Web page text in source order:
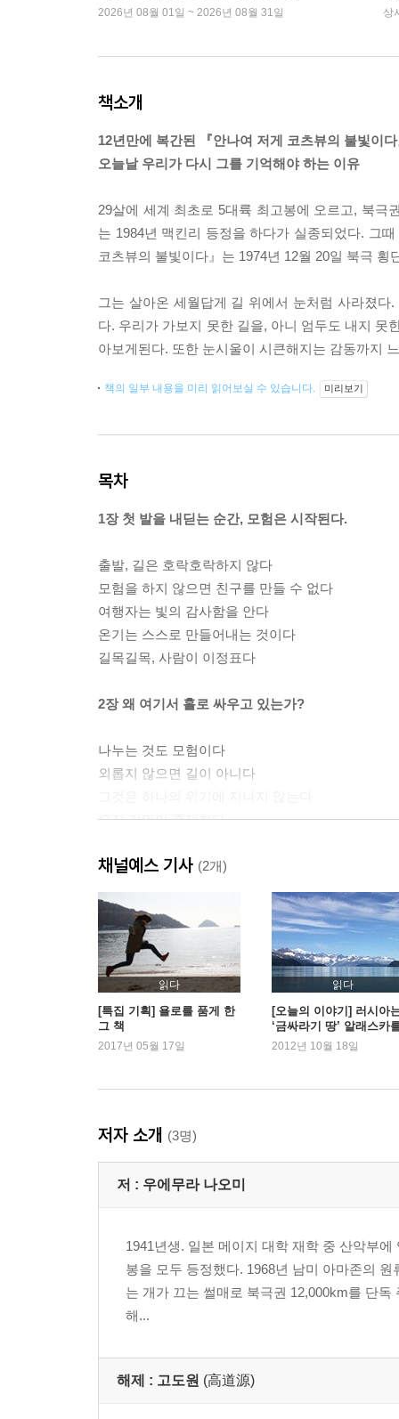
2026년 08월 01일 ~ 2026년 08월 31일 상
책소개
12년만에 복간된 『안나여 저게 코츠뷰의 불빛이
오늘날 우리가 다시 그를 기억해야 하는 이유
29살에 세계 최초로 5대륙 최고봉에 오르고, 북극
는 1984년 맥킨리 등정을 하다가 실종되었다. 그
코츠뷰의 불빛이다』는 1974년 12월 20일 북극
그는 살아온 세월답게 길 위에서 눈처럼 사라졌
다. 우리가 가보지 못한 길을, 아니 엄두도 내지 못
아보게된다. 또한 눈시울이 시큰해지는 감동까지
책의 일부 내용을 미리 읽어보실 수 있습니다. 미리보기
목차
1장 첫 발을 내딛는 순간, 모험은 시작된다.
출발, 길은 호락호락하지 않다
모험을 하지 않으면 친구를 만들 수 없다
여행자는 빛의 감사함을 안다
온기는 스스로 만들어내는 것이다
길목길목, 사람이 이정표다
2장 왜 여기서 홀로 싸우고 있는가?
나누는 것도 모험이다
외롭지 않으면 길이 아니다
오직 길만이 존재한다
3장 나는 작다. 그래서 잘 쓰러지지 않는다.
휴식은 도전을 준비하는 시간이다
그리운 목소리를 듣다
언제든 동행은 있다
가장 절박할 때 길은 가장 곧다
무엇이 나를 쓰러뜨리는가!
누가 우리를 만나게 했을까?
길의 끝에서 길이 시작된다
채널예스 기사 (2개)
읽다
[특집 기획] 욜로를 품게 한
그 책
2017년 05월 17일
읽다
[오늘의 이야기] 러시아
‘금싸라기 땅’ 알래스카
왜 헐값에 미국에 넘겼을
2012년 10월 18일
저자 소개 (3명)
저 : 우에무라 나오미
1941년생. 일본 메이지 대학 재학 중 산악부
봉을 모두 등정했다. 1968년 남미 아마존의
는 개가 끄는 썰매로 북극권 12,000km를 단
해...
해제 : 고도원 (高道源)